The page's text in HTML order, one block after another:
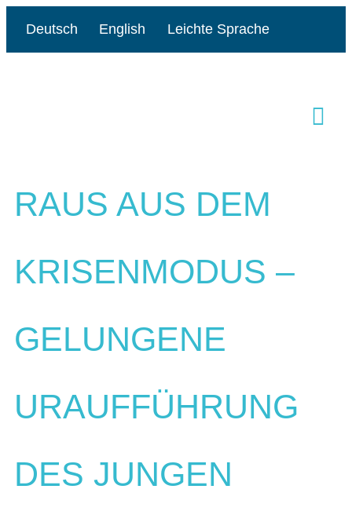
Deutsch English Leichte Sprache
RAUS AUS DEM
KRISENMODUS –
GELUNGENE
URAUFFÜHRUNG
DES JUNGEN